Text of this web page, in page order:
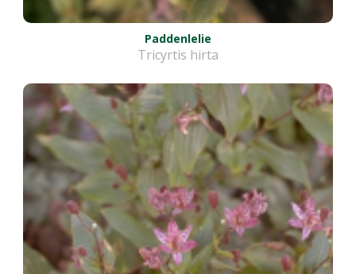
Paddenlelie
Tricyrtis hirta